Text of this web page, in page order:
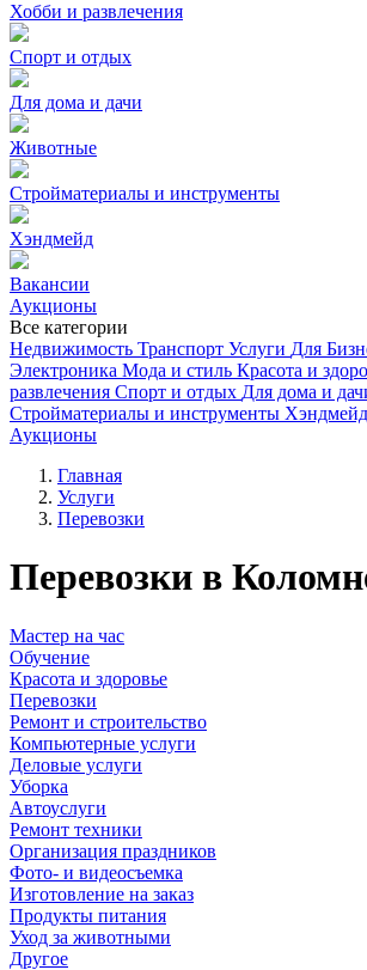
Хобби и развлечения
Спорт и отдых
Для дома и дачи
Животные
Стройматериалы и инструменты
Хэндмейд
Вакансии
Аукционы
Все категории
Недвижимость Транспорт Услуги Для
Электроника Мода и стиль Красота и
развлечения Спорт и отдых Для дома и
Стройматериалы и инструменты Хэндмейд
Аукционы
Главная
Услуги
Перевозки
Перевозки в
Мастер на час
Обучение
Красота и здоровье
Перевозки
Ремонт и строительство
Компьютерные услуги
Деловые услуги
Уборка
Автоуслуги
Ремонт техники
Организация праздников
Фото- и видеосъемка
Изготовление на заказ
Продукты питания
Уход за животными
Другое